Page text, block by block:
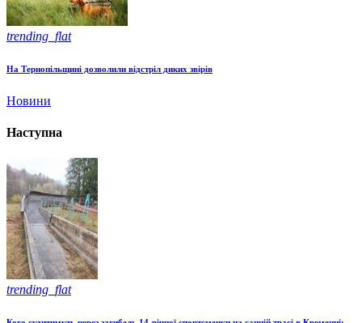
trending_flat
На Тернопільщині дозволили відстріл диких звірів
Новини
Наступна
trending_flat